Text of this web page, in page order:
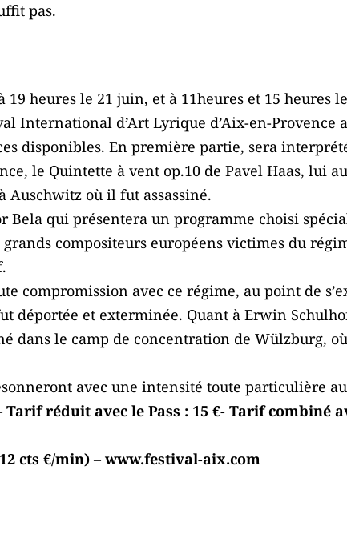
pas.
heures le 21 juin, et à 11heures et 15 heures
International d’Art Lyrique d’Aix-en-Provence
disponibles. En première partie, sera
le Quintette à vent op.10 de Pavel Haas, lui
Auschwitz où il fut assassiné.
Bela qui présentera un programme choisi
compositeurs européens victimes du
compromission avec ce régime, au point de
déportée et exterminée. Quant à Erwin
dans le camp de concentration de Wülzburg,
avec une intensité toute particulière
Tarif réduit avec le Pass : 15 €- Tarif combiné
cts €/min) – www.festival-aix.com